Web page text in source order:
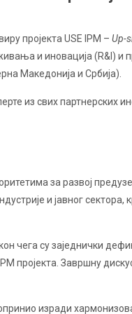
пројекта USE IPM – Up-
и иновација (R&I) и
Македонија и Србија).
из свих партнерских
за развој
и јавног сектора,
чега су заједнички
пројекта. Завршну
изради